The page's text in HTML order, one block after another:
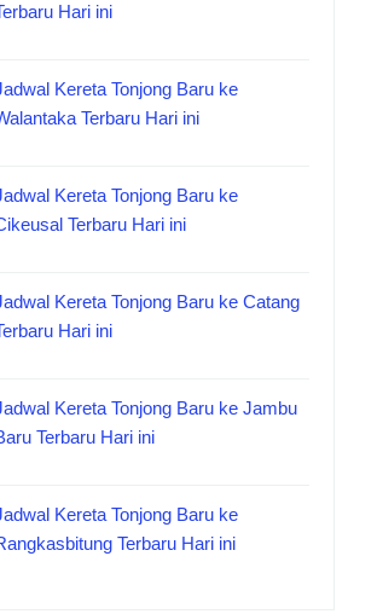
Hari ini
Kereta Tonjong Baru ke
Terbaru Hari ini
Kereta Tonjong Baru ke
Terbaru Hari ini
Kereta Tonjong Baru ke Catang
Hari ini
Kereta Tonjong Baru ke Jambu
Terbaru Hari ini
Kereta Tonjong Baru ke
Terbaru Hari ini